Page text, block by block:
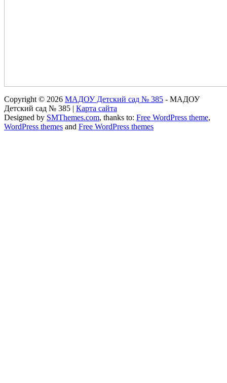
Copyright © 2026 МАДОУ Детский сад № 385 - МАДОУ
Детский сад № 385 | Карта сайта
Designed by SMThemes.com, thanks to: Free WordPress theme,
WordPress themes and Free WordPress themes